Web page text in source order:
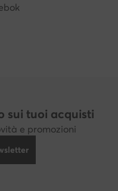
sui tuoi acquisti
e promozioni